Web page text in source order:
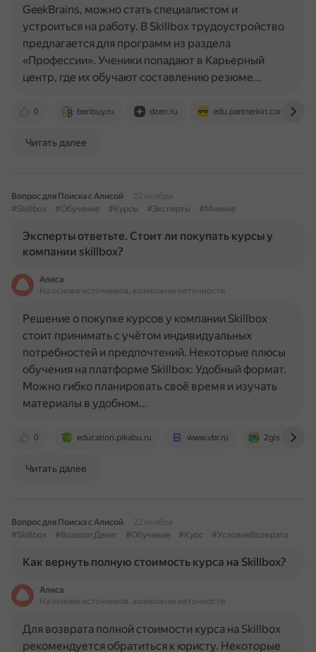
0 beribuy.ru dzen.ru edu.partnerkin.com
GeekBrains, можно стать специалистом и
устроиться на работу. В Skillbox трудоустройство
предлагается для программ из раздела
«Профессии». Ученики попадают в Карьерный
центр, где их обучают составлению резюме…
Читать далее
Вопрос для Поиска с Алисой
22 ноября
#Skillbox
#Обучение #Курсы #Эксперты #Мнение
Эксперты ответьте. Стоит ли покупать курсы у
компании skillbox?
Алиса
На основе источников, возможны неточности
0 education.pikabu.ru www.vbr.ru 2gis.ru
Решение о покупке курсов у компании Skillbox
стоит принимать с учётом индивидуальных
потребностей и предпочтений. Некоторые плюсы
обучения на платформе Skillbox: Удобный формат.
Можно гибко планировать своё время и изучать
материалы в удобном…
Читать далее
Вопрос для Поиска с Алисой
22 ноября
#Skillbox
#ВозвратДенег #Обучение #Курс #УсловияВозврата
Как вернуть полную стоимость курса на Skillbox?
Алиса
На основе источников, возможны неточности
Для возврата полной стоимости курса на Skillbox
рекомендуется обратиться к юристу. Некоторые